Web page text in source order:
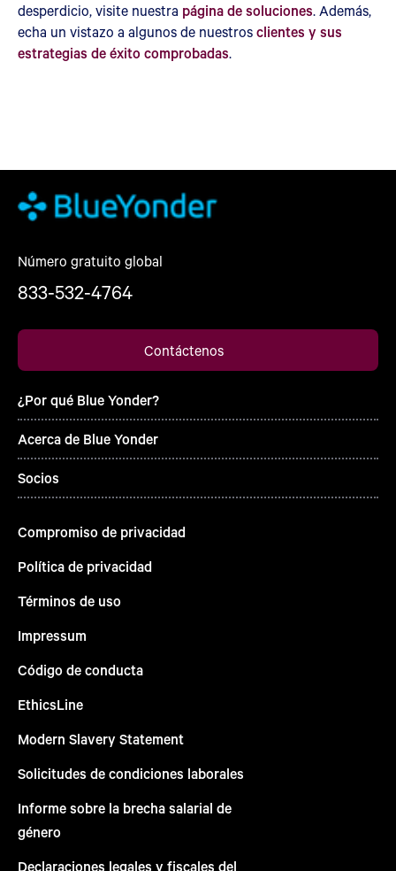
desperdicio, visite nuestra página de soluciones. Además,
echa un vistazo a algunos de nuestrosclientes y sus
estrategias de éxito comprobadas.
Número gratuito global
833-532-4764
Contáctenos
¿Por qué Blue Yonder?
Acerca de Blue Yonder
Socios
Compromiso de privacidad
Política de privacidad
Términos de uso
Impressum
Código de conducta
EthicsLine
Modern Slavery Statement
Solicitudes de condiciones laborales
Informe sobre la brecha salarial de
género
Declaraciones legales y fiscales del